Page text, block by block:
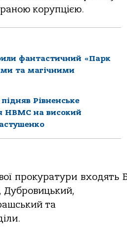
корупцією.
фантастичний «Парк
та магічними
Рівненське
НВМС на високий
прокуратури входять
та